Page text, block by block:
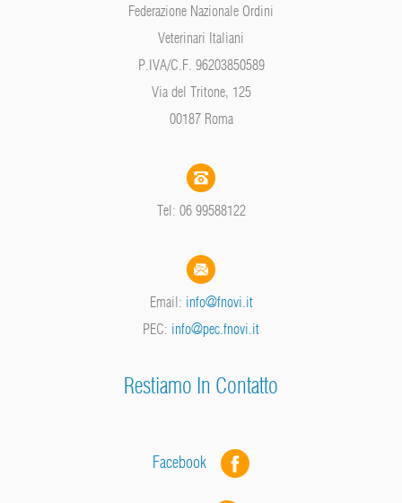
Federazione Nazionale Ordini
Veterinari Italiani
P.IVA/C.F. 96203850589
Via del Tritone, 125
00187 Roma
Tel: 06 99588122
Email: info@fnovi.it
PEC: info@pec.fnovi.it
Restiamo In Contatto
Facebook